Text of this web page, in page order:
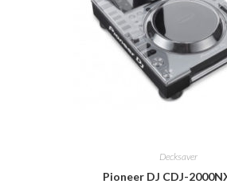
Decksaver
Pioneer DJ CDJ-